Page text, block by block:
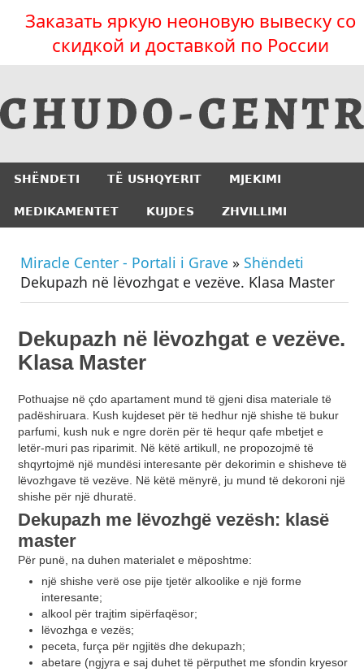
Заказать яркую неоновую вывеску со
скидкой и доставкой по России
SHËNDETI TË USHQYERIT MJEKIMI
MEDIKAMENTET KUJDES ZHVILLIMI
Miracle Center - Portali i Grave » Shëndeti
Dekupazh në lëvozhgat e vezëve. Klasa Master
Dekupazh në lëvozhgat e vezëve.
Klasa Master
Pothuajse në çdo apartament mund të gjeni disa materiale të
padëshiruara. Kush kujdeset për të hedhur një shishe të bukur
parfumi, kush nuk e ngre dorën për të hequr qafe mbetjet e
letër-muri pas riparimit. Në këtë artikull, ne propozojmë të
shqyrtojmë një mundësi interesante për dekorimin e shisheve të
lëvozhgave të vezëve. Në këtë mënyrë, ju mund të dekoroni një
shishe për një dhuratë.
Dekupazh me lëvozhgë vezësh: klasë
master
Për punë, na duhen materialet e mëposhtme:
një shishe verë ose pije tjetër alkoolike e një forme
interesante;
alkool për trajtim sipërfaqësor;
lëvozhga e vezës;
peceta, furça për ngjitës dhe dekupazh;
abetare (ngjyra e saj duhet të përputhet me sfondin kryesor